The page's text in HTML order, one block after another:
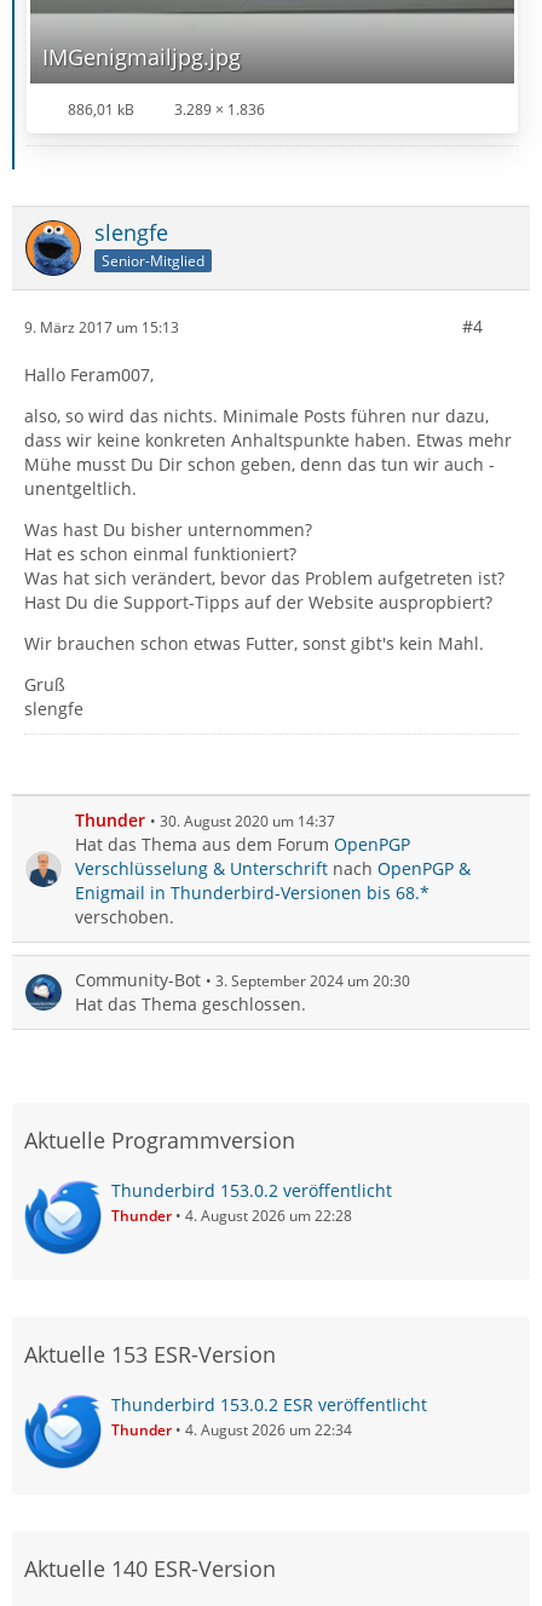
IMGenigmailjpg.jpg
886,01 kB 3.289 × 1.836
slengfe
Senior-Mitglied
9. März 2017 um 15:13 #4
Hallo Feram007,
also, so wird das nichts. Minimale Posts führen nur dazu,
dass wir keine konkreten Anhaltspunkte haben. Etwas mehr
Mühe musst Du Dir schon geben, denn das tun wir auch -
unentgeltlich.
Was hast Du bisher unternommen?
Hat es schon einmal funktioniert?
Was hat sich verändert, bevor das Problem aufgetreten ist?
Hast Du die Support-Tipps auf der Website auspropbiert?
Wir brauchen schon etwas Futter, sonst gibt's kein Mahl.
Gruß
slengfe
Thunder 30. August 2020 um 14:37
Hat das Thema aus dem Forum OpenPGP
Verschlüsselung & Unterschrift nach OpenPGP &
Enigmail in Thunderbird-Versionen bis 68.*
verschoben.
Community-Bot 3. September 2024 um 20:30
Hat das Thema geschlossen.
Aktuelle Programmversion
Thunderbird 153.0.2 veröffentlicht
Thunder 4. August 2026 um 22:28
Aktuelle 153 ESR-Version
Thunderbird 153.0.2 ESR veröffentlicht
Thunder 4. August 2026 um 22:34
Aktuelle 140 ESR-Version